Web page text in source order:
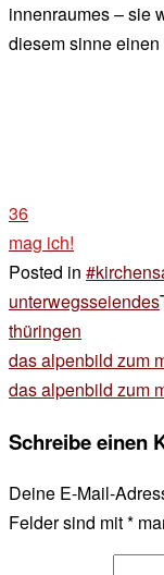
innenraumes – sie
diesem sinne
36
mag ich!
Posted in
unterwegsseiendes
thüringen
das alpenbild zum
das alpenbild zum
Schreibe einen
Deine E-Mail-
Felder sind mit*